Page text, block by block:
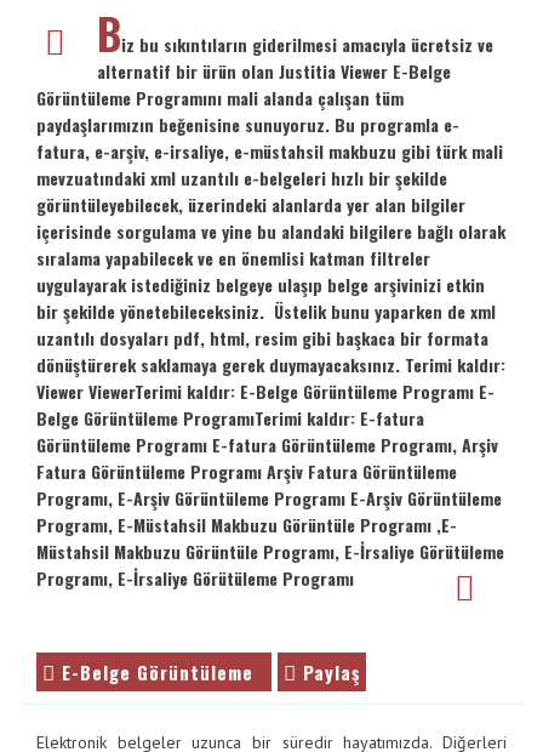
Biz bu sıkıntıların giderilmesi amacıyla ücretsiz ve
alternatif bir ürün olan Justitia Viewer E-Belge
Görüntüleme Programını mali alanda çalışan tüm
paydaşlarımızın beğenisine sunuyoruz. Bu programla e-
fatura, e-arşiv, e-irsaliye, e-müstahsil makbuzu gibi türk mali
mevzuatındaki xml uzantılı e-belgeleri hızlı bir şekilde
görüntüleyebilecek, üzerindeki alanlarda yer alan bilgiler
içerisinde sorgulama ve yine bu alandaki bilgilere bağlı olarak
sıralama yapabilecek ve en önemlisi katman filtreler
uygulayarak istediğiniz belgeye ulaşıp belge arşivinizi etkin
bir şekilde yönetebileceksiniz. Üstelik bunu yaparken de xml
uzantılı dosyaları pdf, html, resim gibi başkaca bir formata
dönüştürerek saklamaya gerek duymayacaksınız. Terimi kaldır:
Viewer ViewerTerimi kaldır: E-Belge Görüntüleme Programı E-
Belge Görüntüleme ProgramıTerimi kaldır: E-fatura
Görüntüleme Programı E-fatura Görüntüleme Programı, Arşiv
Fatura Görüntüleme Programı Arşiv Fatura Görüntüleme
Programı, E-Arşiv Görüntüleme Programı E-Arşiv Görüntüleme
Programı, E-Müstahsil Makbuzu Görüntüle Programı ,E-
Müstahsil Makbuzu Görüntüle Programı, E-İrsaliye Görütüleme
Programı, E-İrsaliye Görütüleme Programı
E-Belge Görüntüleme Paylaş
Elektronik belgeler uzunca bir süredir hayatımızda. Diğerleri